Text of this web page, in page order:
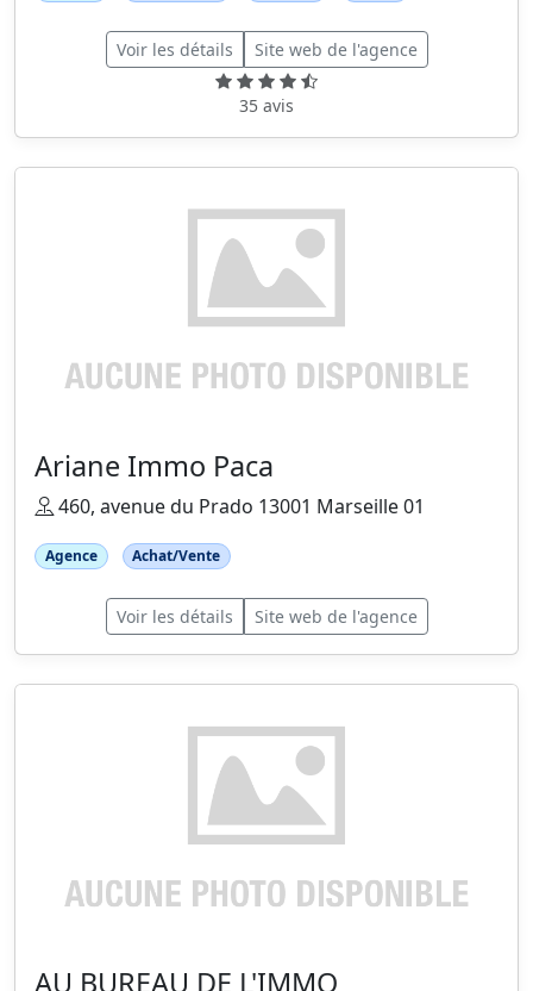
Voir les détails Site web de l'agence
35 avis
Ariane Immo Paca
460, avenue du Prado 13001 Marseille 01
Agence Achat/Vente
Voir les détails Site web de l'agence
AU BUREAU DE L'IMMO